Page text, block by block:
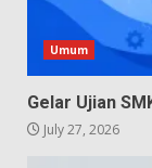
Umum
Gelar Ujian
July 27, 2026